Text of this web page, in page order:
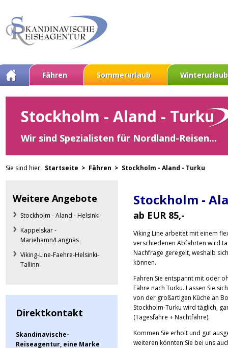
Fähren Sommerurlaub Winterurlaub
Stockholm - Aland - Turku
Wir sind Spezialisten für Nordland-Reisen...
Sie sind hier: Startseite > Fähren > Stockholm - Aland - Turku
Weitere Angebote
Stockholm - Aland - Helsinki
Kappelskär -
Mariehamn/Langnäs
Viking-Line-Faehre-Helsinki-
Tallinn
Direktkontakt
Skandinavische-
Reiseagentur, eine Marke
Stockholm -
ab EUR 85,-
Viking Line arbeitet mit einem
verschiedenen Abfahrten wird
Nachfrage geregelt, weshalb
können.
Fahren Sie entspannt mit oder
Fähre nach Turku. Lassen Sie
von der großartigen Küche an
Stockholm-Turku wird täglich,
(Tagesfähre + Nachtfähre).
Kommen Sie erholt und gut
weiteren könnten Sie bei uns